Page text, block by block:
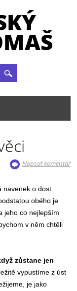
Napsat komentář
navenek o dost
obého je
jeho co nejlepším
v něm chtěli
zůstane jen
vypustíme z úst
je jako